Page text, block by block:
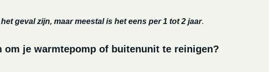
geval zijn, maar meestal is het eens per 1 tot 2 jaar.
om je warmtepomp of buitenunit te reinigen?